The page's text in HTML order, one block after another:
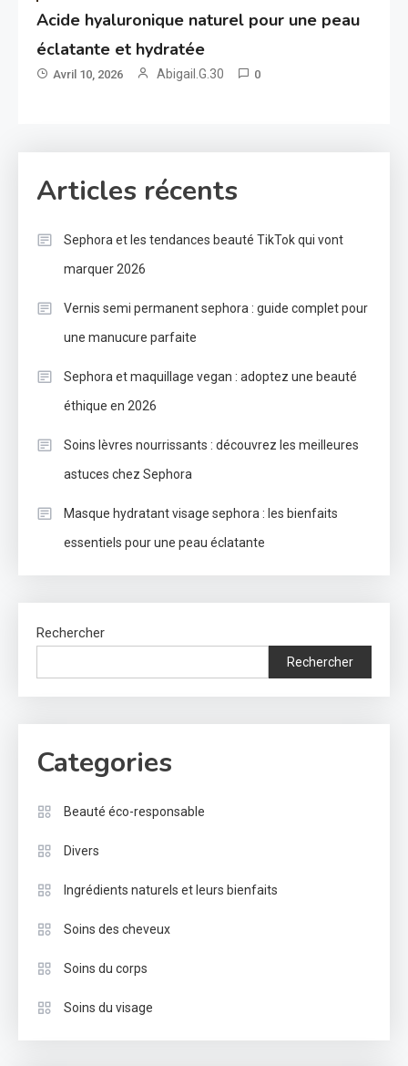
Acide hyaluronique naturel pour une peau
éclatante et hydratée
Avril 10, 2026 Abigail.G.30 0
Articles récents
Sephora et les tendances beauté TikTok qui vont
marquer 2026
Vernis semi permanent sephora : guide complet pour
une manucure parfaite
Sephora et maquillage vegan : adoptez une beauté
éthique en 2026
Soins lèvres nourrissants : découvrez les meilleures
astuces chez Sephora
Masque hydratant visage sephora : les bienfaits
essentiels pour une peau éclatante
Rechercher
Rechercher
Categories
Beauté éco-responsable
Divers
Ingrédients naturels et leurs bienfaits
Soins des cheveux
Soins du corps
Soins du visage